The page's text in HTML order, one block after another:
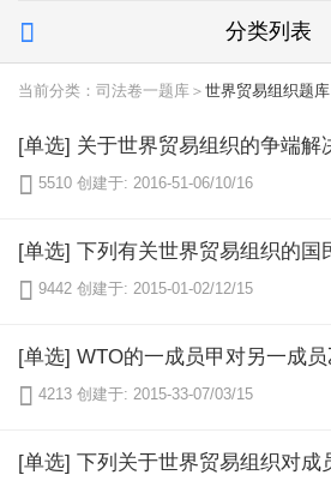
 分类列表
当前分类：司法卷一题库＞ 世界贸易组织题库
 5510 创建于: 2016-51-06/10/16
 9442 创建于: 2015-01-02/12/15
 4213 创建于: 2015-33-07/03/15